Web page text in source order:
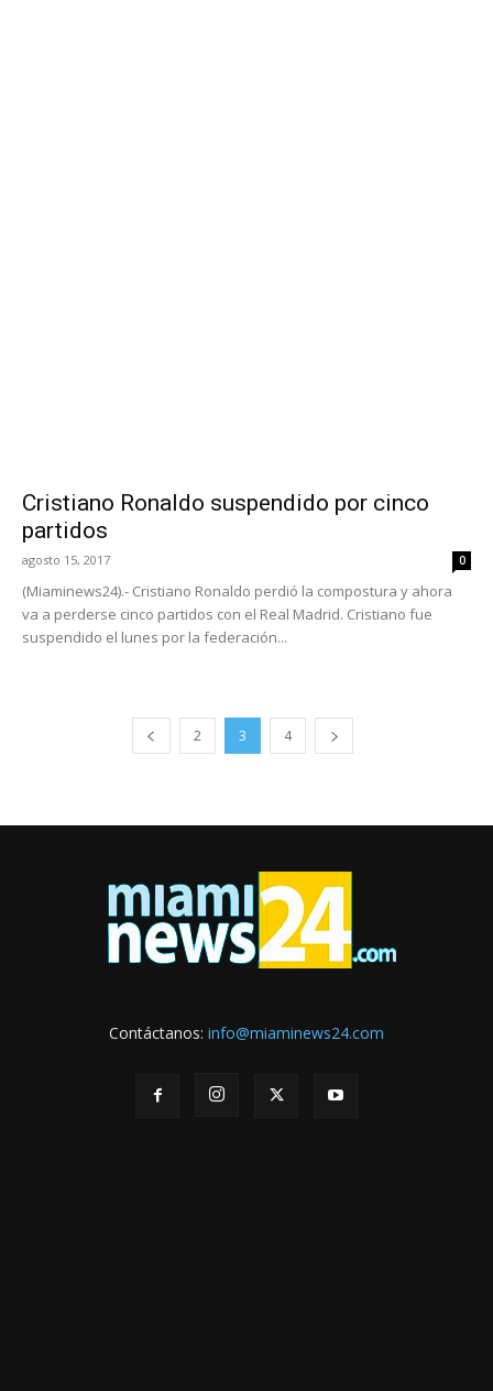
Cristiano Ronaldo suspendido por cinco
partidos
agosto 15, 2017 0
(Miaminews24).- Cristiano Ronaldo perdió la compostura y ahora
va a perderse cinco partidos con el Real Madrid. Cristiano fue
suspendido el lunes por la federación...
2 3 4
Contáctanos: info@miaminews24.com